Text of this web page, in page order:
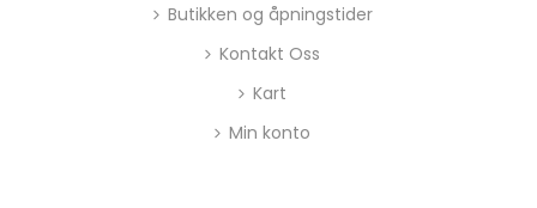
Butikken og åpningstider
Kontakt Oss
Kart
Min konto